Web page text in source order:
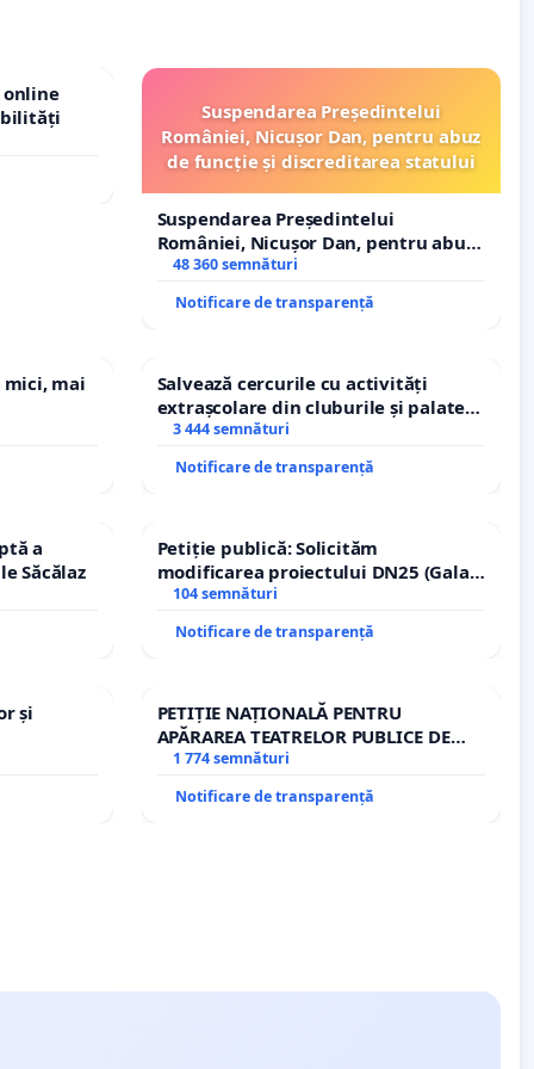
Suspendarea Președintelui
României, Nicușor Dan, pentru abuz
de funcție și discreditarea statului
Suspendarea Președintelui
României, Nicușor Dan, pentru abuz
de funcție și discreditarea statului
48 360 semnături
Notificare de transparență
mai
Salvează cercurile cu activități
extrașcolare din cluburile și palatele
copiilor
3 444 semnături
Notificare de transparență
a
Săcălaz
Petiție publică: Solicităm
modificarea proiectului DN25 (Galați
– Hanu Conachi) prin devierea
traseului în afara localităților!
104 semnături
Notificare de transparență
și
PETIȚIE NAȚIONALĂ PENTRU
APĂRAREA TEATRELOR PUBLICE DE
REPERTORIU DIN ROMÂNIA
1 774 semnături
Notificare de transparență